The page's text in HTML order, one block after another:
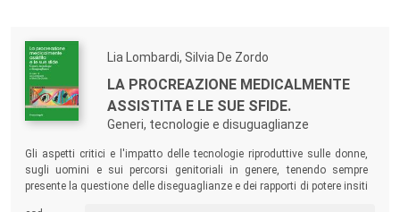
Lia Lombardi, Silvia De Zordo
LA PROCREAZIONE MEDICALMENTE
ASSISTITA E LE SUE SFIDE.
Generi, tecnologie e disuguaglianze
Gli aspetti critici e l'impatto delle tecnologie riproduttive sulle donne,
sugli uomini e sui percorsi genitoriali in genere, tenendo sempre
presente la questione delle diseguaglianze e dei rapporti di potere insiti